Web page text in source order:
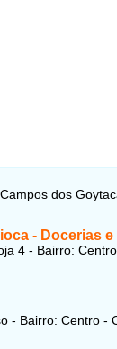
dos
- Docerias
4 - Bairro:
- Bairro: Centro -